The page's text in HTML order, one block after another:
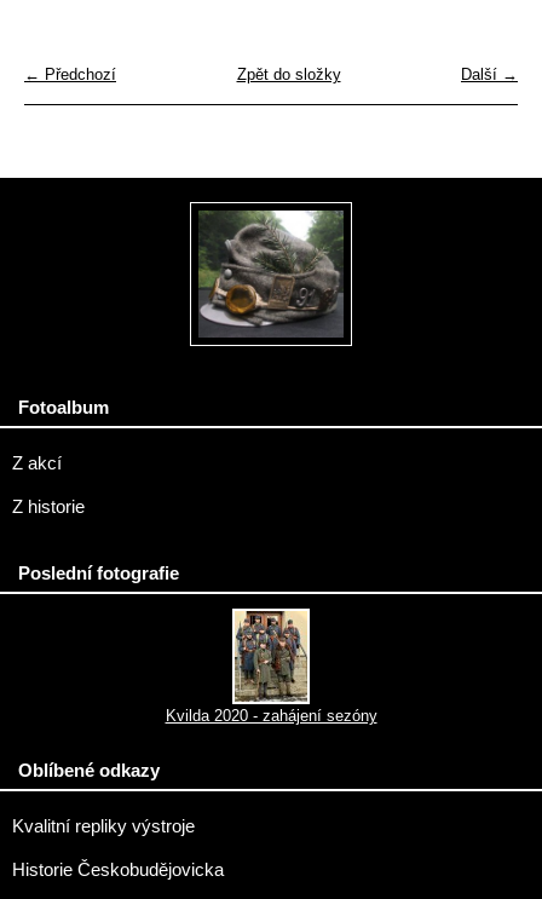
← Předchozí Další →
Zpět do složky
Fotoalbum
Z akcí
Z historie
Poslední fotografie
Kvilda 2020 - zahájení sezóny
Oblíbené odkazy
Kvalitní repliky výstroje
Historie Českobudějovicka